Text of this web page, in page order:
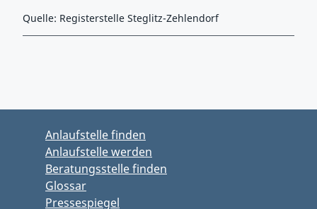
Quelle: Registerstelle Steglitz-Zehlendorf
Anlaufstelle finden
Anlaufstelle werden
Beratungsstelle finden
Glossar
Pressespiegel